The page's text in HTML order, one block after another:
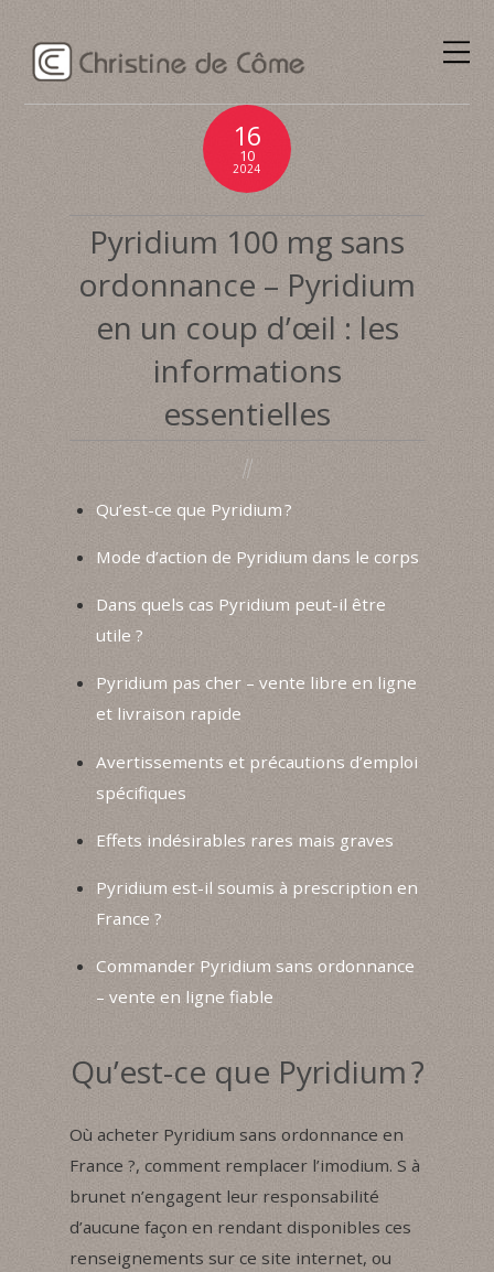
16
10
2024
Pyridium 100 mg sans
ordonnance – Pyridium
en un coup d’œil : les
informations
essentielles
Qu’est-ce que Pyridium ?
Mode d’action de Pyridium dans le corps
Dans quels cas Pyridium peut-il être
utile ?
Pyridium pas cher – vente libre en ligne
et livraison rapide
Avertissements et précautions d’emploi
spécifiques
Effets indésirables rares mais graves
Pyridium est-il soumis à prescription en
France ?
Commander Pyridium sans ordonnance
– vente en ligne fiable
Qu’est-ce que Pyridium ?
Où acheter Pyridium sans ordonnance en
France ?, comment remplacer l’imodium. S à
brunet n’engagent leur responsabilité
d’aucune façon en rendant disponibles ces
renseignements sur ce site internet, ou